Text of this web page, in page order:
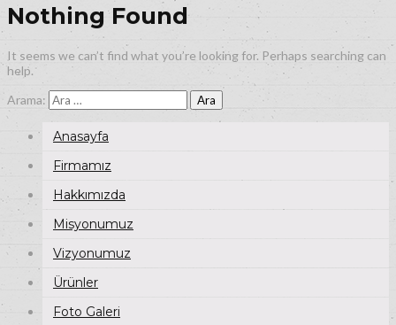
Nothing Found
It seems we can’t find what you’re looking for. Perhaps searching can
help.
Arama:
Anasayfa
Firmamız
Hakkımızda
Misyonumuz
Vizyonumuz
Ürünler
Foto Galeri